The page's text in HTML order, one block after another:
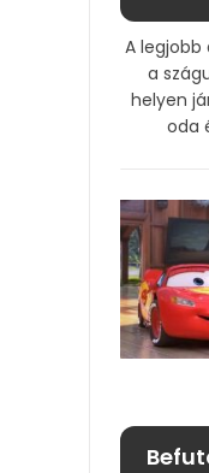
A legjobb
a
helyen
oda